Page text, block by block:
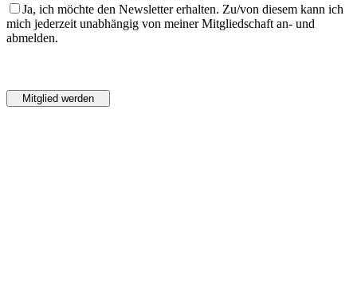
Ja, ich möchte den Newsletter erhalten. Zu/von diesem kann ich
mich jederzeit unabhängig von meiner Mitgliedschaft an- und
abmelden.
dieses
Feld
lasse
dieses